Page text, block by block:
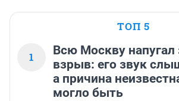
ТОП 5
1
Всю Москву напугал
взрыв: его звук
а причина
могло быть